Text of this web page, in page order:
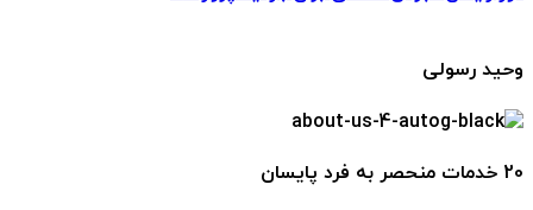
وحید رسولی
20 خدمات منحصر به فرد پایسان